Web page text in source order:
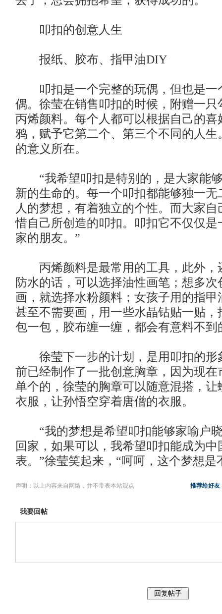
叩扣的创意人生
报纸、胶布、指甲油DIY
叩扣是一个完整的玩偶，但也是一
偶。徐莹在销售叩扣的时候，附赠一只
丙烯颜料。每个人都可以根据自己的喜
鸦，赋予它第二个、第三个不同的人生
的意义所在。
“我希望叩扣是特别的，是大家能
新的生命的。每一个叩扣都能够独一
人的梦想，有着独立的个性。而大家
惜自己所创造的叩扣。叩扣它不仅仅是
家的朋友。”
丙烯颜料是最常用的工具，此外，
防水的话，可以选择油性画笔；想多
画，就选择水粉颜料；女孩子用的指
甚至不需要画，用一些水晶钻贴一贴，
包一包，胶布缠一缠，都会有意料不到
徐莹下一步的计划，是用叩扣的形
前已经制作了一批创意胸章，因为现在
单个的，徐莹的胸章可以随意混搭，让
衣服，让孙悟空穿着唐僧的衣服。
“我的梦想是希望叩扣能够家喻户
回家，如果可以，我希望叩扣能成为
表。”徐莹笑起来，“呵呵，这个梦想是
声明：以上内容来自网络，并不带表本站观点 推荐给好友
我要回帖